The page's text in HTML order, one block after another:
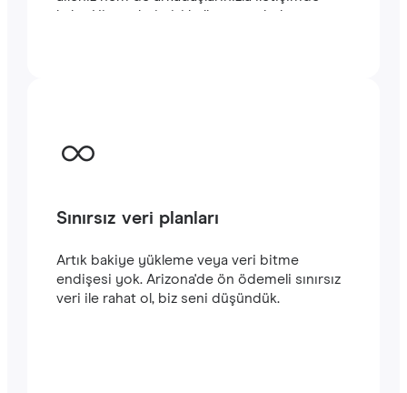
kalın. Hizmetlerimizi kullanmaya kolayca
Sınırsız veri planları
Artık bakiye yükleme veya veri bitme
endişesi yok. Arizona'de ön ödemeli sınırsız
veri ile rahat ol, biz seni düşündük.